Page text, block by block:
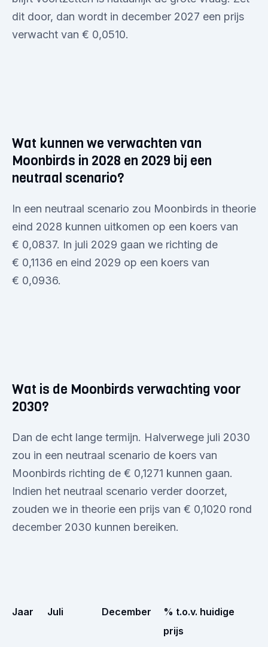
dit door, dan wordt in december 2027 een prijs
verwacht van € 0,0510.
Wat kunnen we verwachten van
Moonbirds in 2028 en 2029 bij een
neutraal scenario?
In een neutraal scenario zou Moonbirds in theorie
eind 2028 kunnen uitkomen op een koers van
€ 0,0837. In juli 2029 gaan we richting de
€ 0,1136 en eind 2029 op een koers van
€ 0,0936.
Wat is de Moonbirds verwachting voor
2030?
Dan de echt lange termijn. Halverwege juli 2030
zou in een neutraal scenario de koers van
Moonbirds richting de € 0,1271 kunnen gaan.
Indien het neutraal scenario verder doorzet,
zouden we in theorie een prijs van € 0,1020 rond
december 2030 kunnen bereiken.
Jaar Juli December
% t.o.v. huidige
prijs